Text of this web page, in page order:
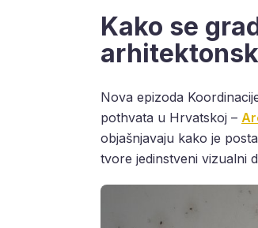
Kako se
Nova epizoda
pothvata u Hrvatskoj –
objašnjavaju kako je
tvore jedinstveni vizualni